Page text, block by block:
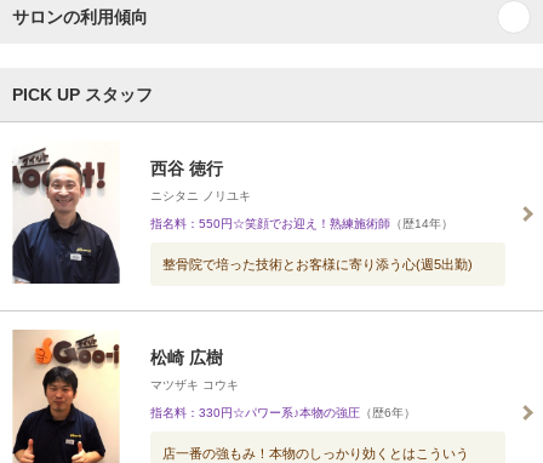
サロンの利用傾向
PICK UP スタッフ
西谷 徳行
ニシタニ ノリユキ
指名料：550円☆笑顔でお迎え！熟練施術師 （歴14年）
整骨院で培った技術とお客様に寄り添う心(週5出勤)
松崎 広樹
マツザキ コウキ
指名料：330円☆パワー系♪本物の強圧 （歴6年）
店一番の強もみ！本物のしっかり効くとはこういう